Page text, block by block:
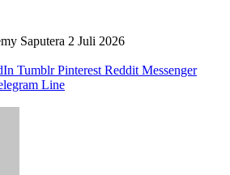
Saputera 2 Juli 2026
Tumblr Pinterest Reddit Messenger
Line